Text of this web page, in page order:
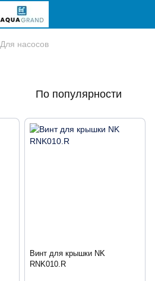
Для насосов
По популярности
Винт для крышки NK
RNK010.R